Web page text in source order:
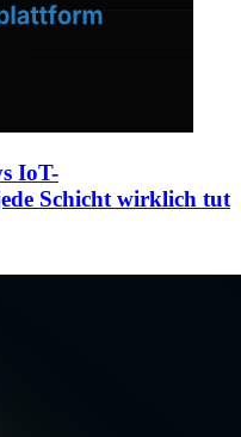
IoT-
Schicht wirklich tut